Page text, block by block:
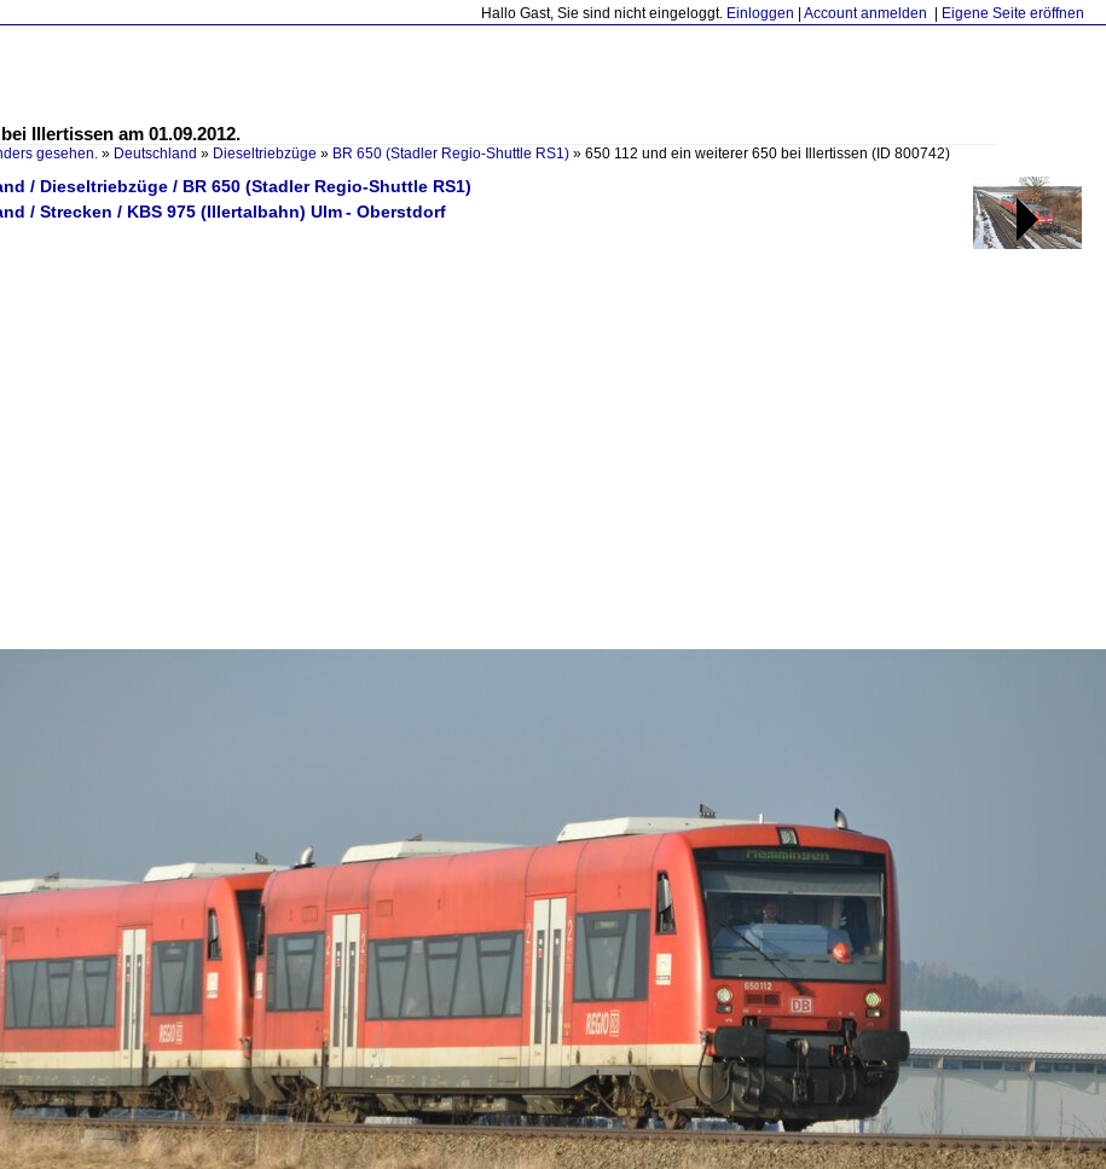
Hallo Gast, Sie sind nicht eingeloggt. Einloggen Account anmelden Eigene Seite eröffnen
Illertissen am 01.09.2012.
gesehen. » Deutschland » Dieseltriebzüge » BR 650 (Stadler Regio-Shuttle RS1) » 650 112 und ein weiterer 650 bei Illertissen (ID 800742)
/ Dieseltriebzüge / BR 650 (Stadler Regio-Shuttle RS1)
/ Strecken / KBS 975 (Illertalbahn) Ulm - Oberstdorf